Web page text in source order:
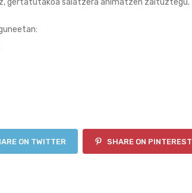
gertatutakoa salatzera animatzen zaituztegu.
ON TWITTER SHARE ON PINTEREST